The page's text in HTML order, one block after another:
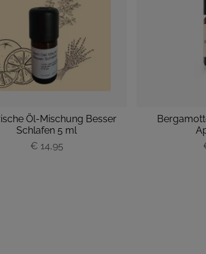
Öl-Mischung Besser
Schlafen 5 ml
€ 14,95
P